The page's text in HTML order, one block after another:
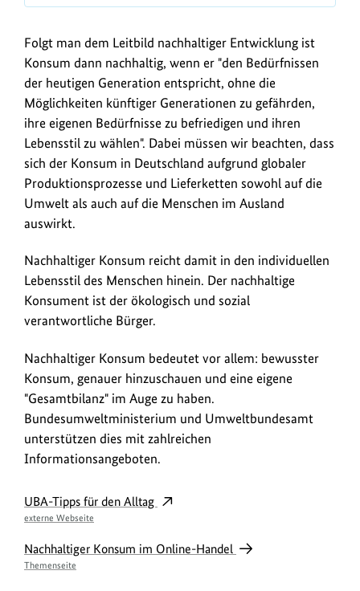
i
k
F
u
ß
a
b
d
r
u
c
k
D
u
t
s
c
h
a
d
d
b
e
s
c
h
r
e
i
b
n
g
Folgt man dem Leitbild nachhaltiger Entwicklung ist
Konsum dann nachhaltig, wenn er "den Bedürfnissen
der heutigen Generation entspricht, ohne die
Möglichkeiten künftiger Generationen zu gefährden,
ihre eigenen Bedürfnisse zu befriedigen und ihren
Lebensstil zu wählen". Dabei müssen wir beachten, dass
sich der Konsum in Deutschland aufgrund globaler
Produktionsprozesse und Lieferketten sowohl auf die
Umwelt als auch auf die Menschen im Ausland
auswirkt.
Nachhaltiger Konsum reicht damit in den individuellen
Lebensstil des Menschen hinein. Der nachhaltige
Konsument ist der ökologisch und sozial
verantwortliche Bürger.
Nachhaltiger Konsum bedeutet vor allem: bewusster
Konsum, genauer hinzuschauen und eine eigene
"Gesamtbilanz" im Auge zu haben.
Bundesumweltministerium und Umweltbundesamt
unterstützen dies mit zahlreichen
Informationsangeboten.
UBA-Tipps für den Alltag
externe Webseite
Nachhaltiger Konsum im Online-Handel
Themenseite